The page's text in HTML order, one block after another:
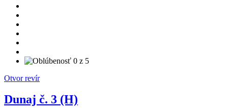
Otvor revír
Dunaj č. 3 (H)